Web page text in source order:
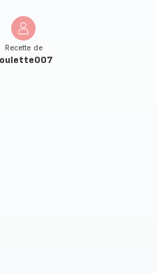
Recette de